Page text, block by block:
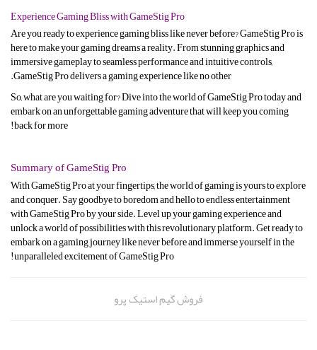
Experience Gaming Bliss with GameStig Pro
Are you ready to experience gaming bliss like never before? GameStig Pro is
here to make your gaming dreams a reality. From stunning graphics and
immersive gameplay to seamless performance and intuitive controls,
GameStig Pro delivers a gaming experience like no other.
So, what are you waiting for? Dive into the world of GameStig Pro today and
embark on an unforgettable gaming adventure that will keep you coming
back for more!
Summary of GameStig Pro
With GameStig Pro at your fingertips, the world of gaming is yours to explore
and conquer. Say goodbye to boredom and hello to endless entertainment
with GameStig Pro by your side. Level up your gaming experience and
unlock a world of possibilities with this revolutionary platform. Get ready to
embark on a gaming journey like never before and immerse yourself in the
unparalleled excitement of GameStig Pro!
فروش گیم استیک پرو